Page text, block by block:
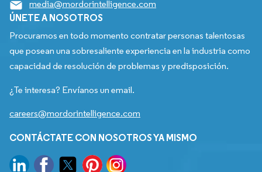
media@mordorintelligence.com
ÚNETE A NOSOTROS
Procuramos en todo momento contratar personas talentosas
que posean una sobresaliente experiencia en la industria como
capacidad de resolución de problemas y predisposición.
¿Te interesa? Envíanos un email.
careers@mordorintelligence.com
CONTÁCTATE CON NOSOTROS YA MISMO